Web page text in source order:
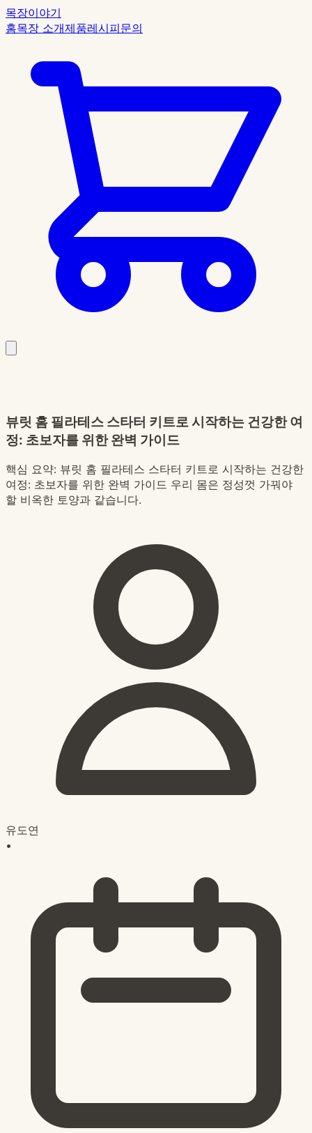
목장이야기
홈목장 소개제품레시피문의
뷰릿 홈 필라테스 스타터 키트로 시작하는 건강한 여
정: 초보자를 위한 완벽 가이드
핵심 요약: 뷰릿 홈 필라테스 스타터 키트로 시작하는 건강한
여정: 초보자를 위한 완벽 가이드 우리 몸은 정성껏 가꿔야
할 비옥한 토양과 같습니다.
유도연
•